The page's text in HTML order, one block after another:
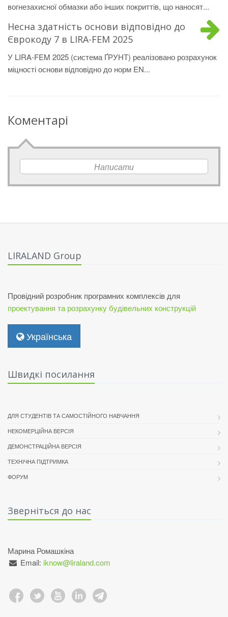
вогнезахисної обмазки або інших покриттів, що наносят...
Несна здатність основи відповідно до
Єврокоду 7 в LIRA-FEM 2025
У LIRA-FEM 2025 (система ҐРУНТ) реалізовано розрахунок
міцності основи відповідно до норм EN...
Коментарі
Написати
LIRALAND Group
Провідний розробник програмних комплексів для
проектування та розрахунку будівельних конструкцій
Українська
Швидкі посилання
ДЛЯ СТУДЕНТІВ ТА САМОСТІЙНОГО НАВЧАННЯ
НЕКОМЕРЦІЙНА ВЕРСІЯ
ДЕМОНСТРАЦІЙНА ВЕРСІЯ
ТЕХНІЧНА ПІДТРИМКА
ФОРУМ
Зверніться до нас
Марина Ромашкіна
Email: iknow@liraland.com